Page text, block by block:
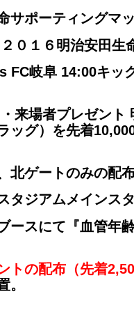
サポーティング
２０１６明治安田
FC岐阜 14:00キッ
・来場者プレゼン
ッグ）を先着
北ゲートのみの配
スタジアムメイン
ースにて『血管年
トの配布（先着
。